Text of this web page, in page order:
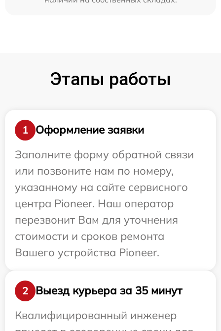
Этапы работы
1
Оформление заявки
Заполните форму обратной связи
или позвоните нам по номеру,
указанному на сайте сервисного
центра Pioneer. Наш оператор
перезвонит Вам для уточнения
стоимости и сроков ремонта
Вашего устройства Pioneer.
2
Выезд курьера за 35 минут
Квалифицированный инженер